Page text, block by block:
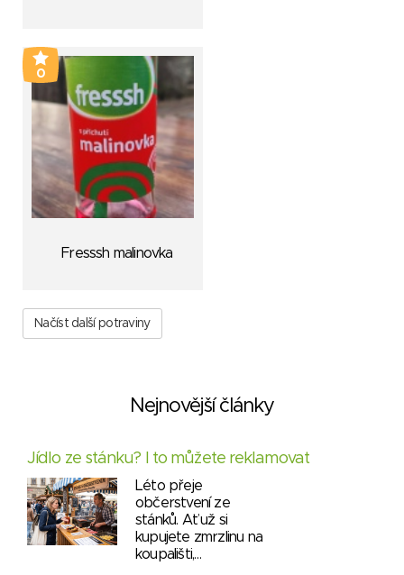
0
Fresssh malinovka
Načíst další potraviny
Nejnovější články
Jídlo ze stánku? I to můžete reklamovat
Léto přeje
občerstvení ze
stánků. Ať už si
kupujete zmrzlinu na
koupališti,…